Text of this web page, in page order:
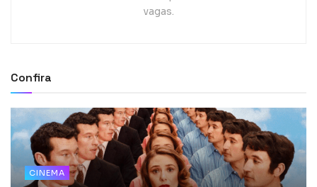
vagas.
Confira
CINEMA